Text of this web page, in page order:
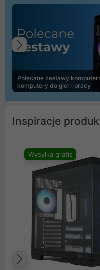
Polecane zestawy
komputery do gier i pracy
Poprzedni
Inspiracje
Wysyłka gratis